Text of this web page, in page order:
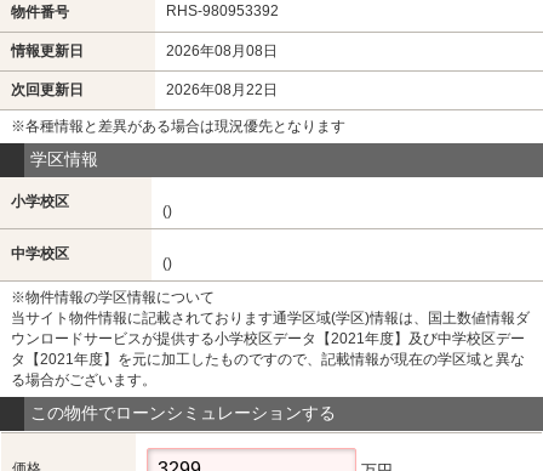
物件番号 RHS-980953392
情報更新日 2026年08月08日
次回更新日 2026年08月22日
※各種情報と差異がある場合は現況優先となります
学区情報
小学校区
()
中学校区
()
※物件情報の学区情報について
当サイト物件情報に記載されております通学区域(学区)情報は、国土数値情報ダ
ウンロードサービスが提供する小学校区データ【2021年度】及び中学校区デー
タ【2021年度】を元に加工したものですので、記載情報が現在の学区域と異な
る場合がございます。
この物件でローンシミュレーションする